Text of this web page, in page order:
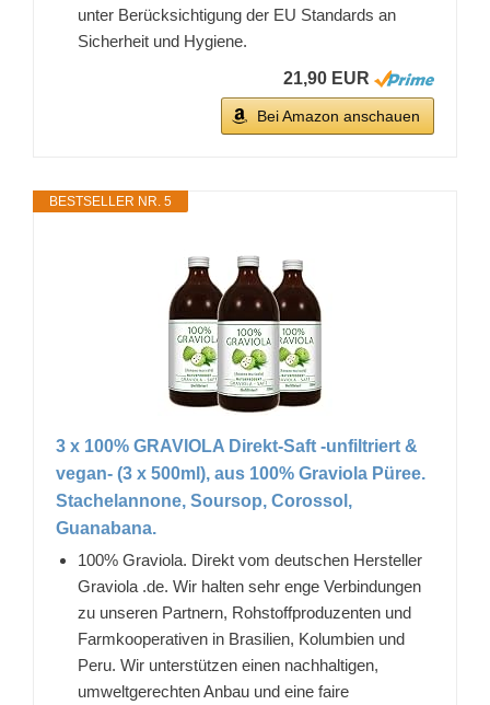
unter Berücksichtigung der EU Standards an
Sicherheit und Hygiene.
21,90 EUR
Bei Amazon anschauen
BESTSELLER NR. 5
3 x 100% GRAVIOLA Direkt-Saft -unfiltriert &
vegan- (3 x 500ml), aus 100% Graviola Püree.
Stachelannone, Soursop, Corossol,
Guanabana.
100% Graviola. Direkt vom deutschen Hersteller
Graviola .de. Wir halten sehr enge Verbindungen
zu unseren Partnern, Rohstoffproduzenten und
Farmkooperativen in Brasilien, Kolumbien und
Peru. Wir unterstützen einen nachhaltigen,
umweltgerechten Anbau und eine faire